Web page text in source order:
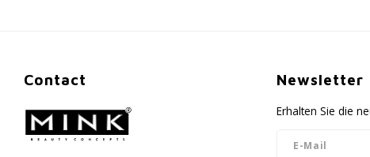
Contact Newsletter
Erhalten Sie die